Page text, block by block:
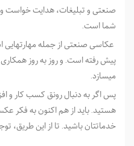
صنعتی و تبلیغات، هدایت
شما است.
عکاسی صنعتی از جمله مهارت­هایی
پیش رفته است. و روز به روز همکاری
می­سازد.
پس اگر به دنبال رونق کسب کار و
هستید. باید از هم ­اکنون به فکر
خدماتتان باشید. تا از این طریق،